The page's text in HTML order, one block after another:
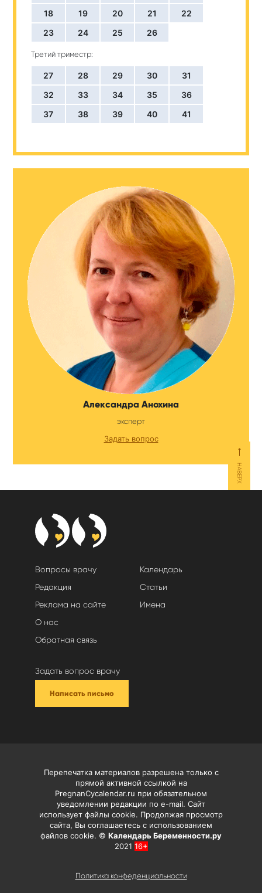
18
19 20 21
22
23
24 25 26
Третий триместр:
27 28 29 30
31
32
33 34 35
36
37
38 39 40 41
Александра Анохина
эксперт
Задать вопрос
⟵
НАВЕРХ
Вопросы врачу
Редакция
Реклама на сайте
О нас
Обратная связь
Календарь
Статьи
Имена
Задать вопрос врачу
Написать письмо
Перепечатка материалов разрешена только с
прямой активной ссылкой на
PregnanCycalendar.ru при обязательном
уведомлении редакции по e-mail. Сайт
использует файлы cookie. Продолжая просмотр
сайта, Вы соглашаетесь с использованием
файлов cookie. © Календарь Беременности.ру
2021 16+
Политика конфеденциальности